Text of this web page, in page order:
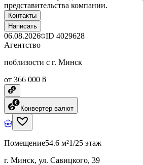
представительства компании.
Контакты
Написать
06.08.2026 ID 4029628
Агентство
поблизости с г. Минск
от 366 000 ƃ
Конвертер валют
Помещение54.6 м²1/25 этаж
г. Минск, ул. Савицкого, 39